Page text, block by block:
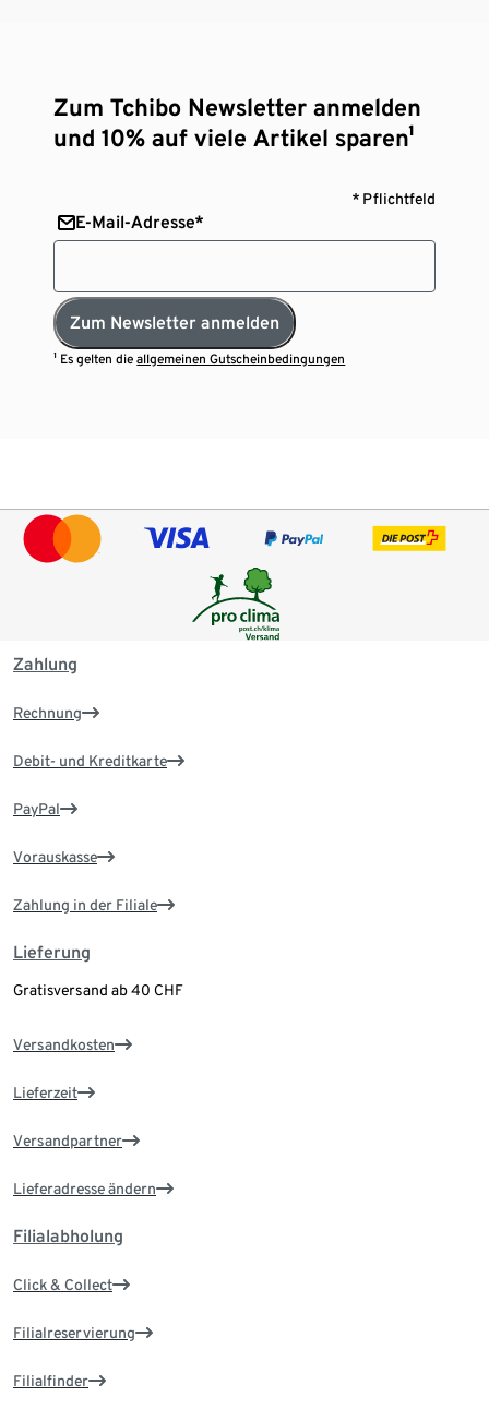
Zum Tchibo Newsletter anmelden
und 10% auf viele Artikel sparen¹
* Pflichtfeld
E-Mail-Adresse*
Zum Newsletter anmelden
¹ Es gelten dieallgemeinen Gutscheinbedingungen
Zahlung
Rechnung
Debit- und Kreditkarte
PayPal
Vorauskasse
Zahlung in der Filiale
Lieferung
Gratisversand ab 40 CHF
Versandkosten
Lieferzeit
Versandpartner
Lieferadresse ändern
Filialabholung
Click & Collect
Filialreservierung
Filialfinder